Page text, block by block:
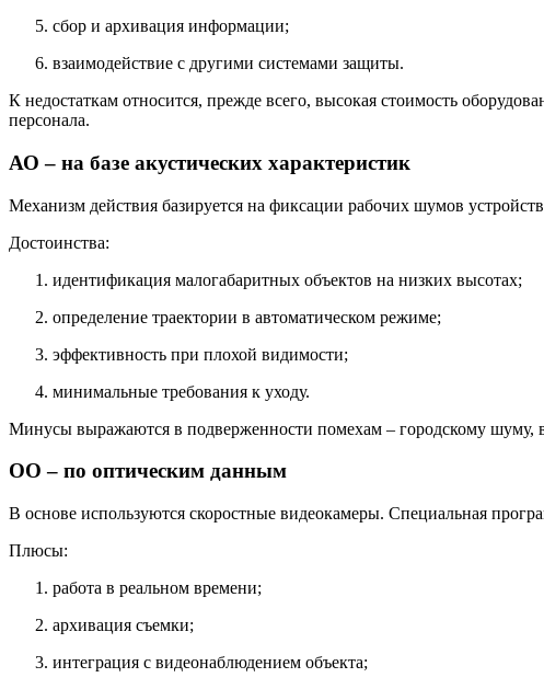
сбор и архивация информации;
взаимодействие с другими системами защиты.
К недостаткам относится, прежде всего, высокая стоимость
персонала.
АО – на базе акустических характеристик
Механизм действия базируется на фиксации рабочих шумов
Достоинства:
идентификация малогабаритных объектов на низких высотах;
определение траектории в автоматическом режиме;
эффективность при плохой видимости;
минимальные требования к уходу.
Минусы выражаются в подверженности помехам – городскому шуму,
ОО – по оптическим данным
В основе используются скоростные видеокамеры. Специальная
Плюсы:
работа в реальном времени;
архивация съемки;
интеграция с видеонаблюдением объекта;